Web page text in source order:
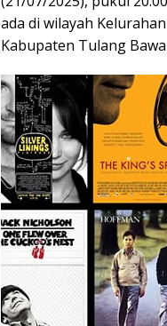
ada di wilayah
Kabupaten Tulang